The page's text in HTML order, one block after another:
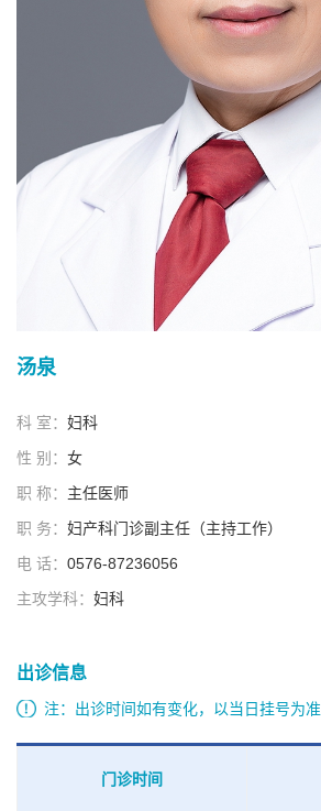
汤泉
科 室： 妇科
性 别： 女
职 称： 主任医师
职 务： 妇产科门诊副主任（主持工作）
电 话： 0576-87236056
主攻学科： 妇科
出诊信息
注：出诊时间如有变化，以当日挂号为准
门诊时间